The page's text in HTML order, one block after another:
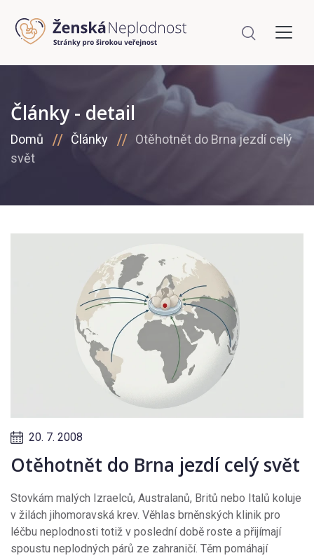
Články - detail
Domů Články
Otěhotnět do Brna jezdí celý
svět
20. 7. 2008
Otěhotnět do Brna jezdí celý svět
Stovkám malých Izraelců, Australanů, Britů nebo Italů koluje
v žilách jihomoravská krev. Věhlas brněnských klinik pro
léčbu neplodnosti totiž v poslední době roste a přijímají
spoustu neplodných párů ze zahraničí. Těm pomáhají